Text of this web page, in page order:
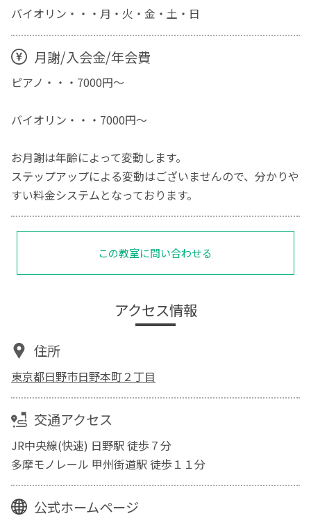
バイオリン・・・月・火・金・土・日
月謝/入会金/年会費
ピアノ・・・7000円～
バイオリン・・・7000円～
お月謝は年齢によって変動します。
ステップアップによる変動はございませんので、分かりや
すい料金システムとなっております。
この教室に問い合わせる
アクセス情報
住所
東京都日野市日野本町２丁目
交通アクセス
JR中央線(快速) 日野駅 徒歩７分
多摩モノレール 甲州街道駅 徒歩１１分
公式ホームページ